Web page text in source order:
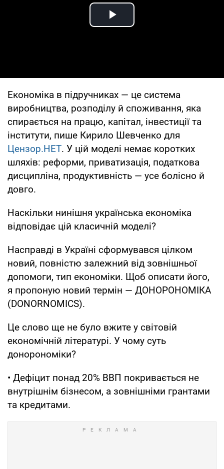
Play Video
Економіка в підручниках — це система
виробництва, розподілу й споживання, яка
спирається на працю, капітал, інвестиції та
інститути, пише Кирило Шевченко для
Цензор.НЕТ. У цій моделі немає коротких
шляхів: реформи, приватизація, податкова
дисципліна, продуктивність — усе болісно й
довго.
Наскільки нинішня українська економіка
відповідає цій класичній моделі?
Насправді в Україні сформувався цілком
новий, повністю залежний від зовнішньої
допомоги, тип економіки. Щоб описати його,
я пропоную новий термін — ДОНОРОНОМІКА
(DONORNOMICS).
Це слово ще не було вжите у світовій
економічній літературі. У чому суть
донорономіки?
• Дефіцит понад 20% ВВП покривається не
внутрішнім бізнесом, а зовнішніми грантами
та кредитами.